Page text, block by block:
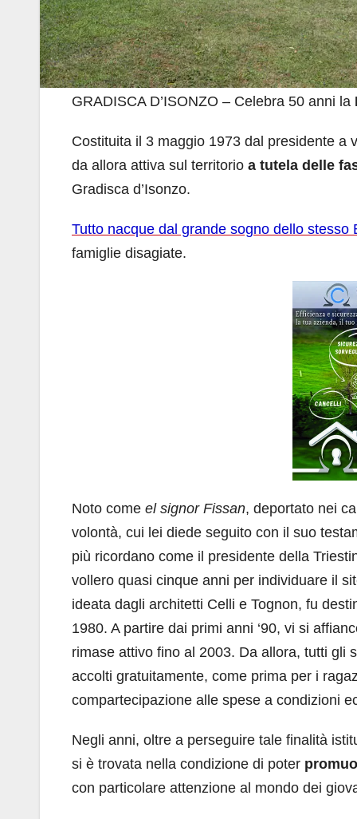
GRADISCA D’ISONZO – Celebra 50 anni la
Costituita il 3 maggio 1973 dal presidente a
da allora attiva sul territorio a tutela delle
Gradisca d’Isonzo.
Tutto nacque dal grande sogno dello stesso
famiglie disagiate.
Noto come el signor Fissan, deportato nei
volontà, cui lei diede seguito con il suo
più ricordano come il presidente della
vollero quasi cinque anni per individuare il
ideata dagli architetti Celli e Tognon, fu
1980. A partire dai primi anni ‘90, vi si
rimase attivo fino al 2003. Da allora, tutti gli
accolti gratuitamente, come prima per i
compartecipazione alle spese a condizioni
Negli anni, oltre a perseguire tale finalità
si è trovata nella condizione di poter
con particolare attenzione al mondo dei